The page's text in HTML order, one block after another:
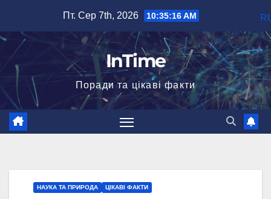
вмісту
Пт. Сер 7th, 2026 10:35:17 AM
InTime
Поради та цікаві факти
НАУКА ТА ПРИРОДА ЦІКАВІ ФАКТИ